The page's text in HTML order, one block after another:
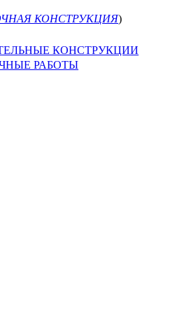
КОНСТРУКЦИЯ)
КОНСТРУКЦИИ
РАБОТЫ